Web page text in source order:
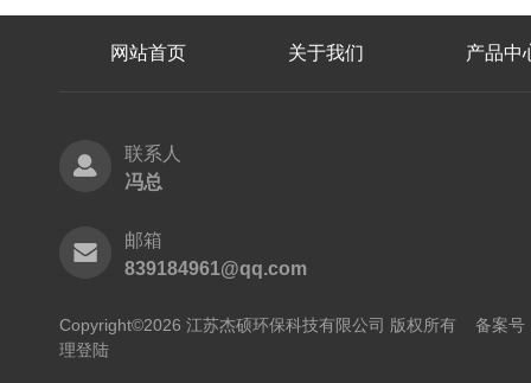
网站首页 关于我们 产品中
联系人
冯总
邮箱
839184961@qq.com
Copyright©2026 江苏杰硕环保科技有限公司 版权所有 备案号
理登陆